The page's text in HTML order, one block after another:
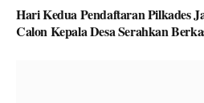
Hari Kedua Pendaftaran Pilkades
Calon Kepala Desa Serahkan